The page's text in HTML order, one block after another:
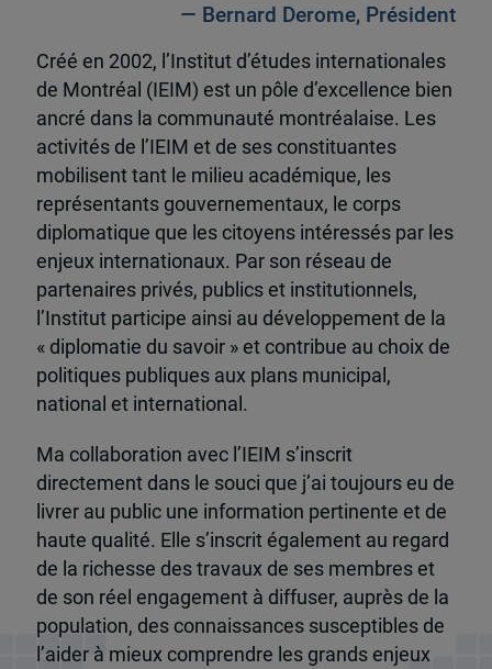
— Bernard Derome, Président
Créé en 2002, l’Institut d’études internationales
de Montréal (IEIM) est un pôle d’excellence bien
ancré dans la communauté montréalaise. Les
activités de l’IEIM et de ses constituantes
mobilisent tant le milieu académique, les
représentants gouvernementaux, le corps
diplomatique que les citoyens intéressés par les
enjeux internationaux. Par son réseau de
partenaires privés, publics et institutionnels,
l’Institut participe ainsi au développement de la
« diplomatie du savoir » et contribue au choix de
politiques publiques aux plans municipal,
national et international.
Ma collaboration avec l’IEIM s’inscrit
directement dans le souci que j’ai toujours eu de
livrer au public une information pertinente et de
haute qualité. Elle s’inscrit également au regard
de la richesse des travaux de ses membres et
de son réel engagement à diffuser, auprès de la
population, des connaissances susceptibles de
l’aider à mieux comprendre les grands enjeux